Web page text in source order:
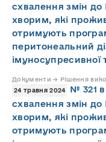
схвалення змін
хворим, які
отримують
перитонеальний
імуносупресивної
Документи → Рішення
24 травня 2024
№ 321
схвалення змін
хворим, які
отримують